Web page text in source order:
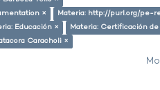
×
Materia: http://purl.org/pe-
Educación ×
Materia: Certificación
Caracholi ×